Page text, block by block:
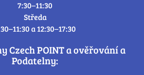
7:30–11:30
Středa
a 12:30–17:30
Czech POINT a ověřování a
Podatelny: